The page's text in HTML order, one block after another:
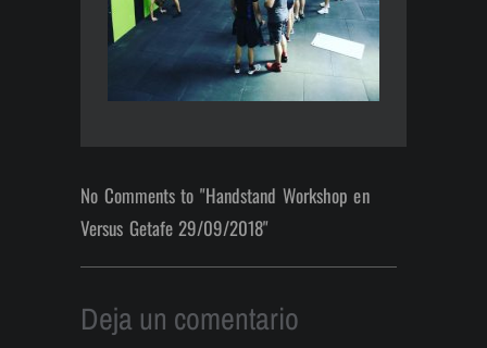
No Comments to "Handstand Workshop en
Versus Getafe 29/09/2018"
Deja un comentario